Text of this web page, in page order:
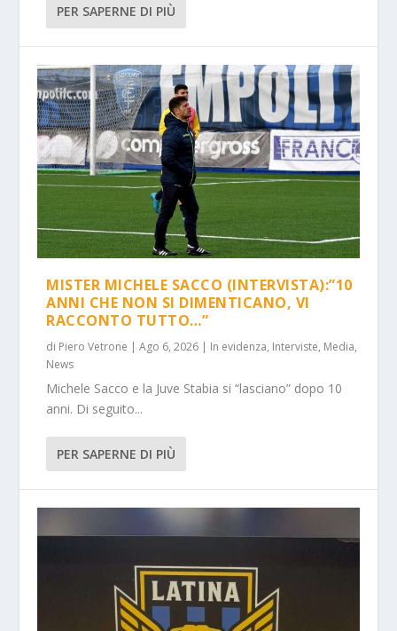
PER SAPERNE DI PIÙ
MISTER MICHELE SACCO (INTERVISTA):”10
ANNI CHE NON SI DIMENTICANO, VI
RACCONTO TUTTO…”
di Piero Vetrone |Ago 6, 2026 | In evidenza, Interviste, Media,
News
Michele Sacco e la Juve Stabia si “lasciano” dopo 10
anni. Di seguito...
PER SAPERNE DI PIÙ